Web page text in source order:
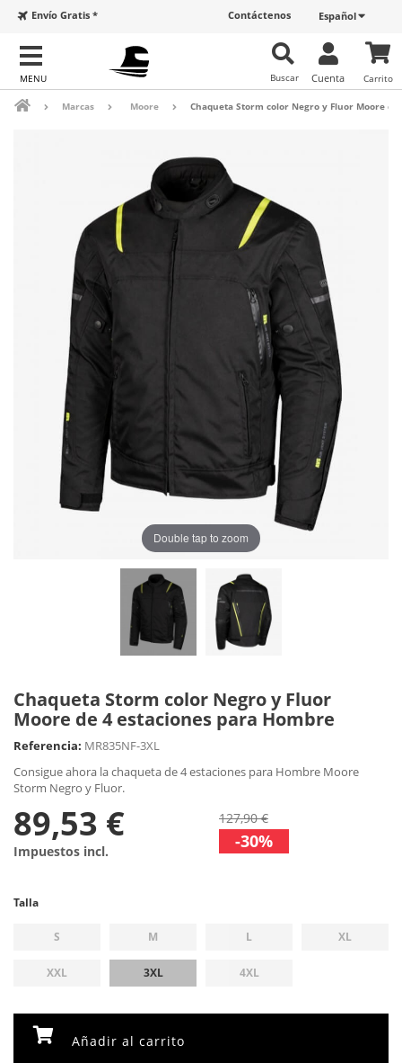
Español
Contáctenos
Envío Gratis *
Carrito
Cuenta
Buscar
Marcas Moore Chaqueta Storm color Negro y Fluor Moore
Double tap to zoom
Chaqueta Storm color Negro y Fluor
Moore de 4 estaciones para Hombre
Referencia: MR835NF-3XL
Consigue ahora la chaqueta de 4 estaciones para Hombre Moore
Storm Negro y Fluor.
89,53 €
Impuestos incl.
127,90 €
-30%
Talla
S M L XL
XXL 3XL 4XL
Añadir al carrito